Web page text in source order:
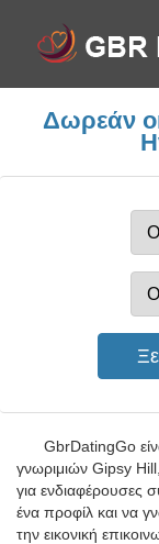
Δωρεάν
GbrDatingGo
γνωριμιών Gipsy
για ενδιαφέρουσες
ένα προφίλ και να
την εικονική